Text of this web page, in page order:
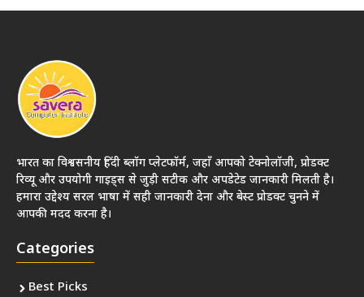
भारत का विश्वसनीय हिंदी ब्लॉग प्लेटफॉर्म, जहाँ आपको टेक्नोलॉजी, प्रोडक्ट
रिव्यू और उपयोगी गाइड्स से जुड़ी सटीक और अपडेटेड जानकारी मिलती है।
हमारा उद्देश्य सरल भाषा में सही जानकारी देना और बेस्ट प्रोडक्ट चुनने में
आपकी मदद करना है।
Categories
Best Picks